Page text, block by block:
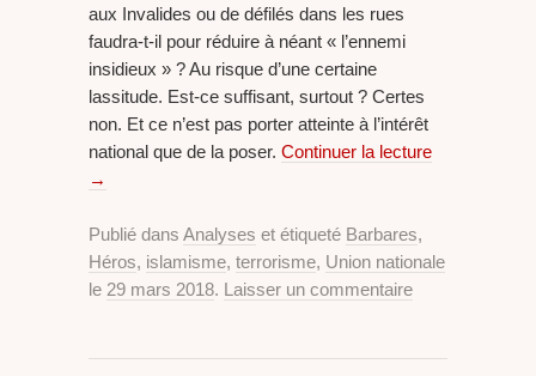
aux Invalides ou de défilés dans les rues
faudra-t-il pour réduire à néant « l’ennemi
insidieux » ? Au risque d’une certaine
lassitude. Est-ce suffisant, surtout ? Certes
non. Et ce n’est pas porter atteinte à l’intérêt
national que de la poser. Continuer la lecture
→
Publié dans Analyses et étiqueté Barbares,
Héros, islamisme, terrorisme, Union nationale
le 29 mars 2018. Laisser un commentaire